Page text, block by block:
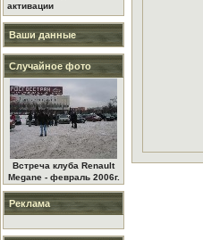
активации
Ваши данные
Случайное фото
Встреча клуба Renault
Megane - февраль 2006г.
Реклама